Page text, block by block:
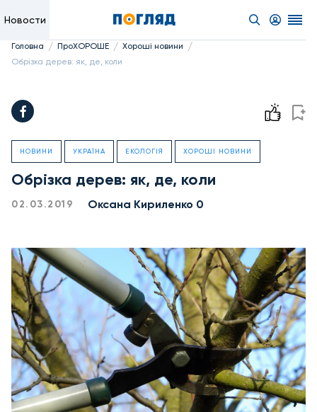
Новости
Головна / ПроХОРОШЕ / Хороші новини /
Обрізка дерев: як, де, коли
НОВИНИ УКРАЇНА ЕКОЛОГІЯ ХОРОШІ НОВИНИ
Обрізка дерев: як, де, коли
02.03.2019 Оксана Кириленко 0